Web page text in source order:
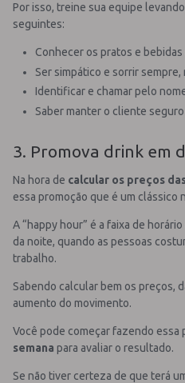
Por isso, treine sua equipe
seguintes:
Conhecer os pratos e bebidas
Ser simpático e sorrir sempre,
Identificar e chamar pelo
Saber manter o cliente
3. Promova drink em
Na hora de calcular os preços
essa promoção que é um clássico
A “happy hour” é a faixa de
da noite, quando as pessoas
trabalho.
Sabendo calcular bem os preços,
aumento do movimento.
Você pode começar fazendo essa
semana para avaliar o resultado.
Se não tiver certeza de que terá